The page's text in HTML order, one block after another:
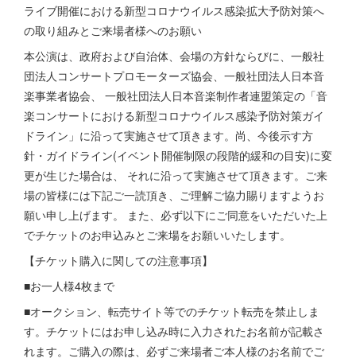
ライブ開催における新型コロナウイルス感染拡大予防対策へ
の取り組みとご来場者様へのお願い
本公演は、政府および自治体、会場の方針ならびに、一般社
団法人コンサートプロモーターズ協会、一般社団法人日本音
楽事業者協会、 一般社団法人日本音楽制作者連盟策定の「音
楽コンサートにおける新型コロナウイルス感染予防対策ガイ
ドライン」に沿って実施させて頂きます。尚、今後示す方
針・ガイドライン(イベント開催制限の段階的緩和の目安)に変
更が生じた場合は、 それに沿って実施させて頂きます。ご来
場の皆様には下記ご一読頂き、ご理解ご協力賜りますようお
願い申し上げます。 また、必ず以下にご同意をいただいた上
でチケットのお申込みとご来場をお願いいたします。
【チケット購入に関しての注意事項】
■お一人様4枚まで
■オークション、転売サイト等でのチケット転売を禁止しま
す。チケットにはお申し込み時に入力されたお名前が記載さ
れます。ご購入の際は、必ずご来場者ご本人様のお名前でご